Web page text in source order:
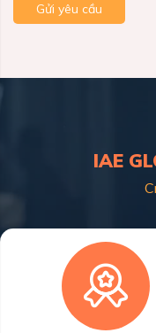
Gửi yêu cầu
IAE